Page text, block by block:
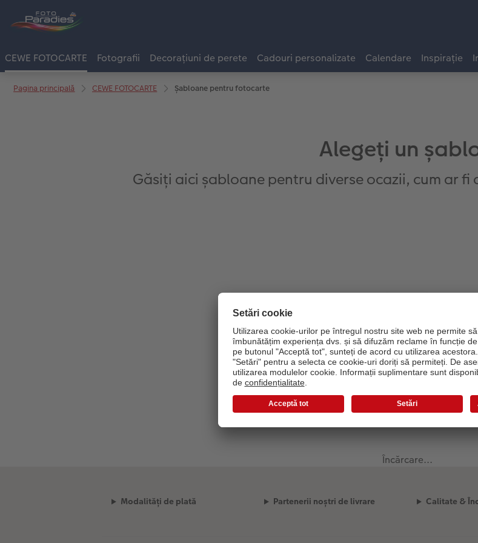
CEWE FOTOCARTE Fotografii Decorațiuni de perete Cadouri personalizate Calendare Inspirație
Pagina principală CEWE FOTOCARTE Șabloane pentru fotocarte
Alegeți un
Găsiți aici șabloane pentru diverse ocazii, cum ar
Încărcare...
Modalități de plată Partenerii noștri de livrare Calitate &